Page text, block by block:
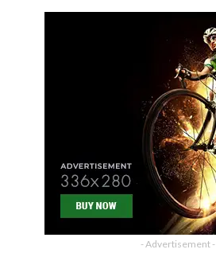
- Advertisement -